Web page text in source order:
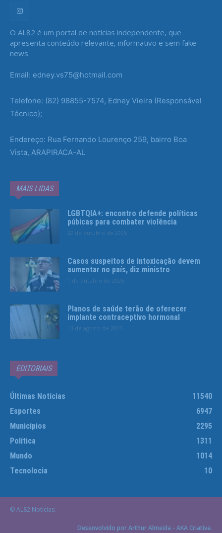
O AL82 é um portal de notícias independente, que
apresenta conteúdo relevante, informativo e sem fake
news.
Email: edney.vs75@hotmail.com
Telefone: (82) 98855-7574, Edney Vieira (Responsável
Técnico);
Endereço: Rua Fernando Lourenço 259, bairro Boa
Vista, ARAPIRACA-AL
MAIS LIDAS
LGBTQIA+: encontro defende políticas
púbicas para combater violência
22 de outubro de 2025
Casos suspeitos de intoxicação devem
aumentar no país, diz ministro
1 de outubro de 2025
Planos de saúde terão de oferecer
implante contraceptivo hormonal
13 de agosto de 2025
EDITORIAIS
Últimas Notícias
11540
Esportes
6947
Municípios
2295
Política
1311
Mundo
1014
Tecnolocia
10
© AL82 Notícias.
Desenvolvido por Arthur Almeida - AKA Criativa.